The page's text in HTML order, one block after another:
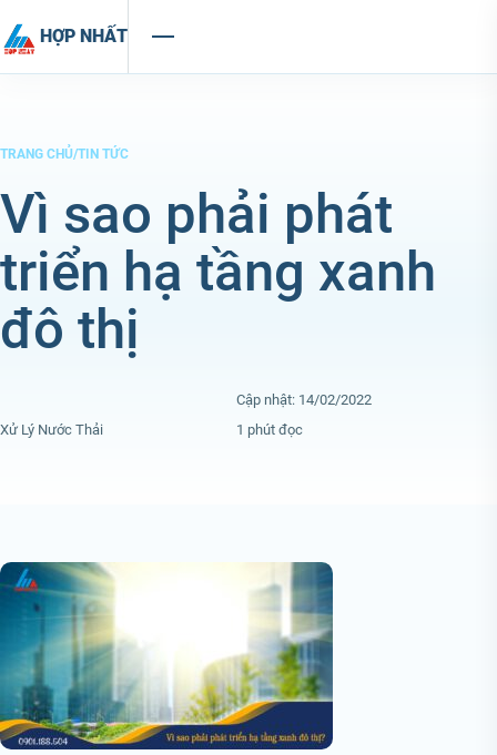
HỢP NHẤT
TRANG CHỦ/TIN TỨC
Vì sao phải phát
triển hạ tầng xanh
đô thị
Cập nhật: 14/02/2022
Xử Lý Nước Thải
1 phút đọc